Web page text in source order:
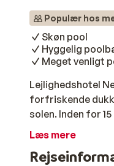
Populær hos
Skøn pool
Hyggelig
Meget venligt
Lejlighedshotel
forfriskende
solen. Inden for
det livlige
Læs mere